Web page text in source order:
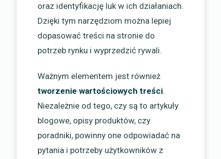
oraz identyfikację luk w ich działaniach.
Dzięki tym narzędziom można lepiej
dopasować treści na stronie do
potrzeb rynku i wyprzedzić rywali.
Ważnym elementem jest również
tworzenie wartościowych treści.
Niezależnie od tego, czy są to artykuły
blogowe, opisy produktów, czy
poradniki, powinny one odpowiadać na
pytania i potrzeby użytkowników z